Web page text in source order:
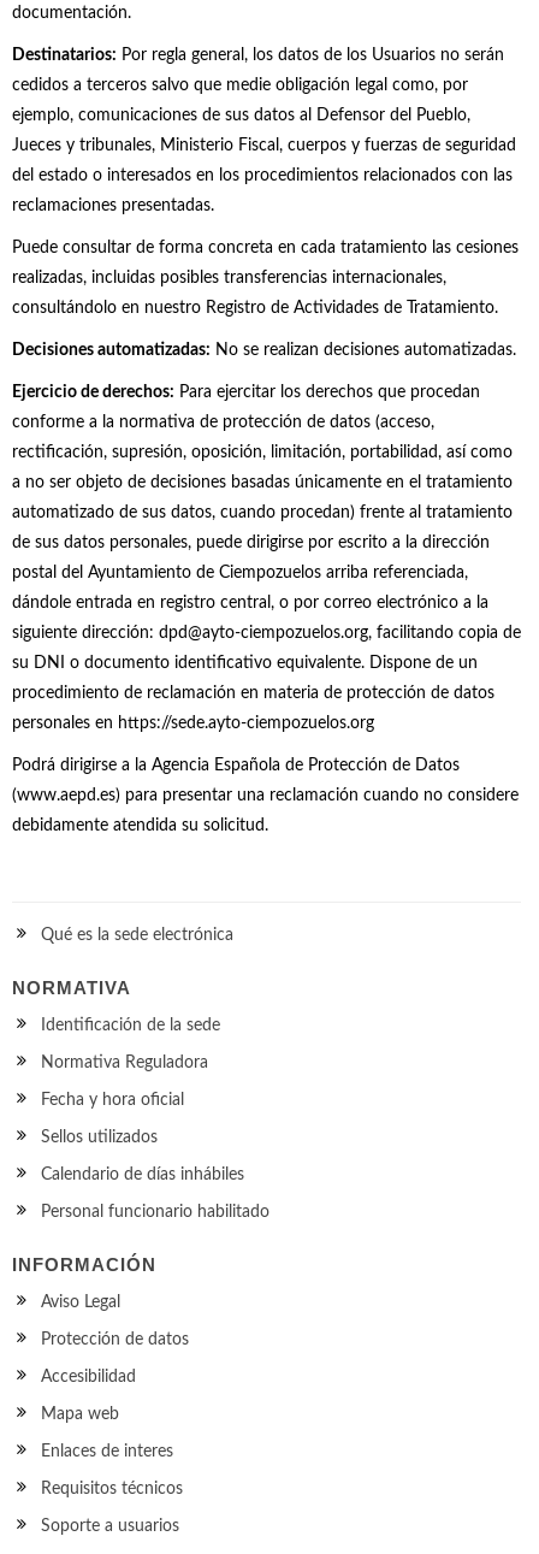
documentación.
Destinatarios: Por regla general, los datos de los Usuarios no serán
cedidos a terceros salvo que medie obligación legal como, por
ejemplo, comunicaciones de sus datos al Defensor del Pueblo,
Jueces y tribunales, Ministerio Fiscal, cuerpos y fuerzas de seguridad
del estado o interesados en los procedimientos relacionados con las
reclamaciones presentadas.
Puede consultar de forma concreta en cada tratamiento las cesiones
realizadas, incluidas posibles transferencias internacionales,
consultándolo en nuestro Registro de Actividades de Tratamiento.
Decisiones automatizadas: No se realizan decisiones automatizadas.
Ejercicio de derechos: Para ejercitar los derechos que procedan
conforme a la normativa de protección de datos (acceso,
rectificación, supresión, oposición, limitación, portabilidad, así como
a no ser objeto de decisiones basadas únicamente en el tratamiento
automatizado de sus datos, cuando procedan) frente al tratamiento
de sus datos personales, puede dirigirse por escrito a la dirección
postal del Ayuntamiento de Ciempozuelos arriba referenciada,
dándole entrada en registro central, o por correo electrónico a la
siguiente dirección: dpd@ayto-ciempozuelos.org, facilitando copia de
su DNI o documento identificativo equivalente. Dispone de un
procedimiento de reclamación en materia de protección de datos
personales en https://sede.ayto-ciempozuelos.org
Podrá dirigirse a la Agencia Española de Protección de Datos
(www.aepd.es) para presentar una reclamación cuando no considere
debidamente atendida su solicitud.
Qué es la sede electrónica
NORMATIVA
Identificación de la sede
Normativa Reguladora
Fecha y hora oficial
Sellos utilizados
Calendario de días inhábiles
Personal funcionario habilitado
INFORMACIÓN
Aviso Legal
Protección de datos
Accesibilidad
Mapa web
Enlaces de interes
Requisitos técnicos
Soporte a usuarios